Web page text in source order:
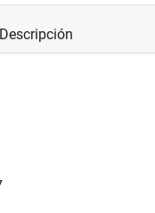
Descripción